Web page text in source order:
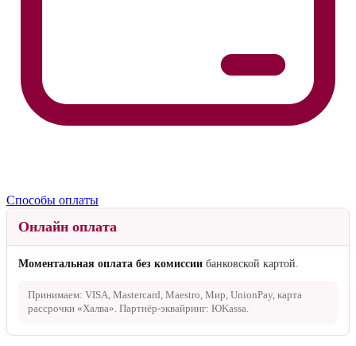
Способы оплаты
Онлайн оплата
Моментальная оплата без комиссии банковской картой.
Принимаем: VISA, Mastercard, Maestro, Мир, UnionPay, карта
рассрочки «Халва». Партнёр-эквайринг: ЮKassa.